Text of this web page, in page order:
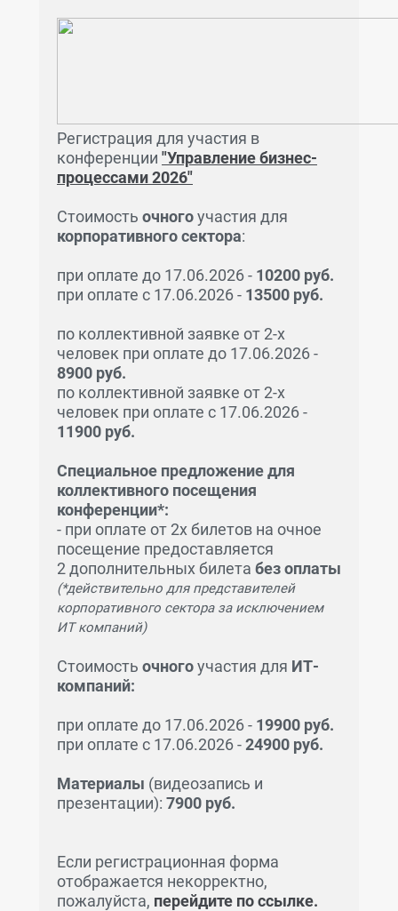
Регистрация для участия в
конференции "Управление бизнес-
процессами 2026"
Стоимость очногоучастия для
корпоративного сектора:
при оплате до 17.06.2026 - 10200 руб.
при оплате с 17.06.2026 - 13500 руб.
по коллективной заявке от 2-х
человек при оплате до 17.06.2026 -
8900 руб.
по коллективной заявке от 2-х
человек при оплате с 17.06.2026 -
11900 руб.
Специальное предложение для
коллективного посещения
конференции*:
- при оплате от 2х билетов на очное
посещение предоставляется
2 дополнительных билета без оплаты
(*действительно для представителей
корпоративного сектора за исключением
ИТ компаний)
Стоимость очногоучастия для ИТ-
компаний:
при оплате до 17.06.2026 - 19900 руб.
при оплате с 17.06.2026 -24900 руб.
Материалы (видеозапись и
презентации): 7900 руб.
Если регистрационная форма
отображается некорректно,
пожалуйста, перейдите по ссылке.